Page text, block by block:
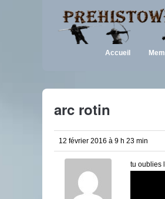
Accueil
arc rotin
12 février 2016 à 9 h 23 min
tu oublies